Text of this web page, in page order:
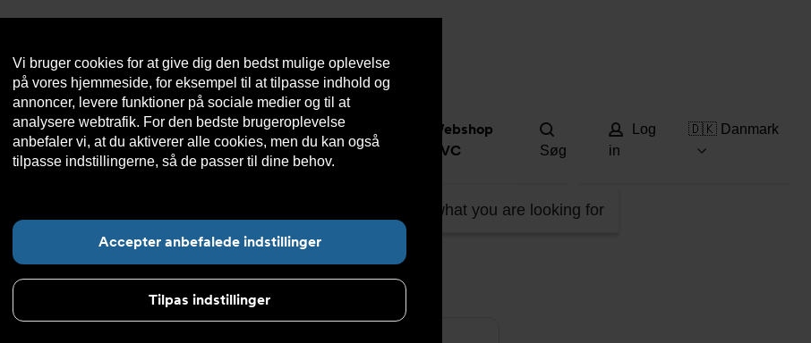
Vi bruger cookies for at give dig den bedst mulige oplevelse
på vores hjemmeside, for eksempel til at tilpasse indhold og
annoncer, levere funktioner på sociale medier og til at
analysere webtrafik. For den bedste brugeroplevelse
anbefaler vi, at du aktiverer alle cookies, men du kan også
tilpasse indstillingerne, så de passer til dine behov.
Accepter anbefalede indstillinger
Tilpas indstillinger
Bæredygtighed
Kontakt
os
Teknisk
hjælp
Kundeservice
Webshop
DVC
Find what you are looking for
Søg
Log
in
🇩🇰 Danmark